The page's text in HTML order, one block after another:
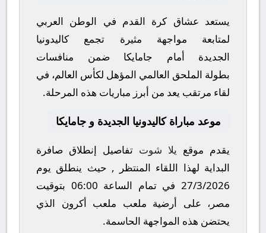
يستعد عشاق كرة القدم في الوطن العربي
لمتابعة مواجهة مثيرة تجمع كاليدونيا
الجديدة أمام جامايكا ضمن منافسات
بطولة الملحق العالمي المؤهل لكأس العالم، في
لقاء مرتقب يعد من أبرز مباريات هذه المرحلة.
موعد مباراة كاليدونيا الجديدة و جامايكا
يقدم موقع يلا شوت تفاصيل إنطلاق صافرة
البداية لهذا اللقاء المنتظر , حيث ينطلق يوم
27/3/2026في تمام الساعة 06:00 بتوقيت
مصر، على أرضية ملعب ملعب أكرون الذي
يحتضن هذه المواجهة الحاسمة.